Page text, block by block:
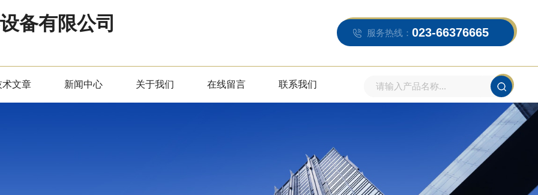
备有限公司 服务热线： 023-66376665
术文章 新闻中心 关于我们 在线留言 联系我们